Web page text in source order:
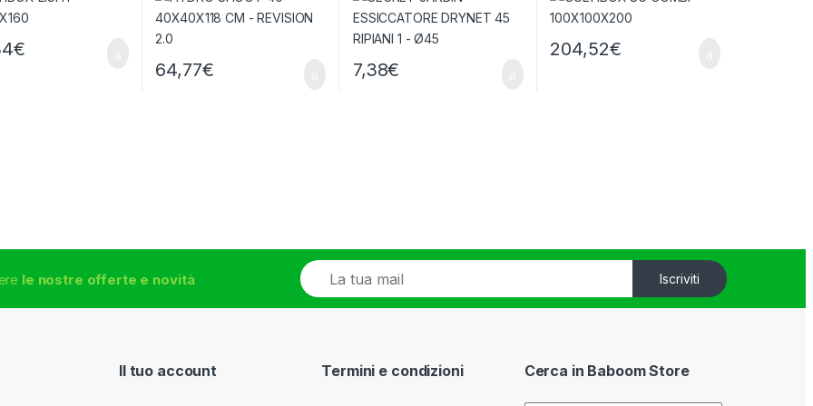
€
64,77€ 7,38€
204,52€
le nostre offerte e novità
E
m
a
Iscriviti
Il tuo account Termini e condizioni Cerca in Baboom Store